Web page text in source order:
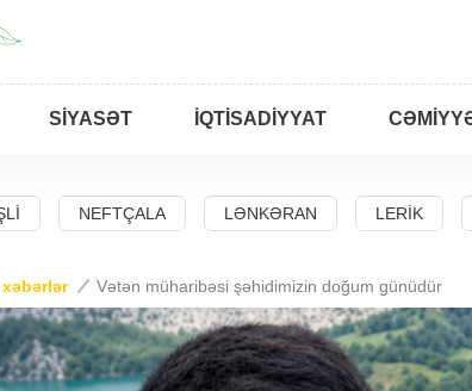
SIYASƏT İQTISADIYYAT
NEFTÇALA LƏNKƏRAN LERIK
Vətən müharibəsi şəhidimizin doğum günüdür